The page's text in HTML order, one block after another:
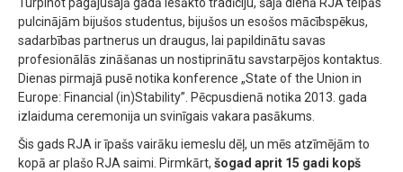
pulcinājām bijušos studentus, bijušos un esošos mācībspēkus,
sadarbības partnerus un draugus, lai papildinātu savas
profesionālās zināšanas un nostiprinātu savstarpējos kontaktus.
Dienas pirmajā pusē notika konference „State of the Union in
Europe: Financial (in)Stability”. Pēcpusdienā notika 2013. gada
izlaiduma ceremonija un svinīgais vakara pasākums.
Šis gads RJA ir īpašs vairāku iemeslu dēļ, un mēs atzīmējām to
kopā ar plašo RJA saimi. Pirmkārt, šogad aprit 15 gadi kopš